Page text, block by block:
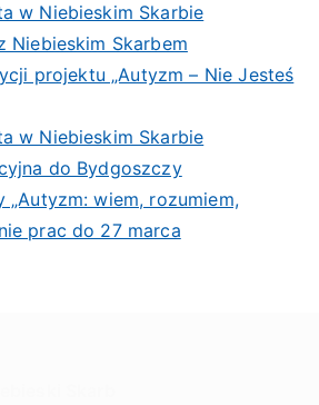
w Niebieskim Skarbie
Niebieskim Skarbem
projektu „Autyzm – Nie Jesteś
w Niebieskim Skarbie
do Bydgoszczy
„Autyzm: wiem, rozumiem,
prac do 27 marca